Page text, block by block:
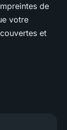
de
votre
et